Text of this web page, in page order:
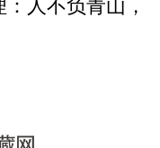
人不负青山，